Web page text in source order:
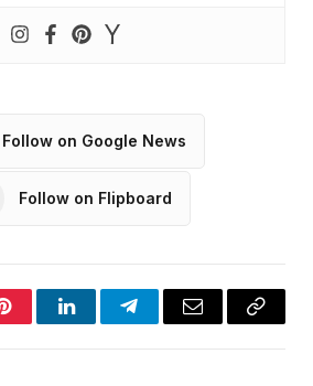
Follow on Google News
Follow on Flipboard
PinterestLinkedInTelegramEmail
Copy